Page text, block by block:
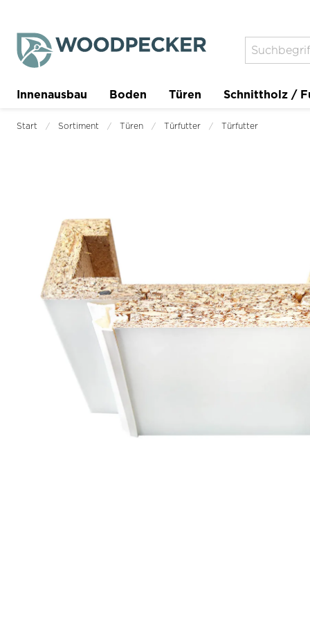
Innenausbau Boden Türen Schnittholz /
Trockenbau Planer
Start Sortiment Türen Türfutter Türfutter